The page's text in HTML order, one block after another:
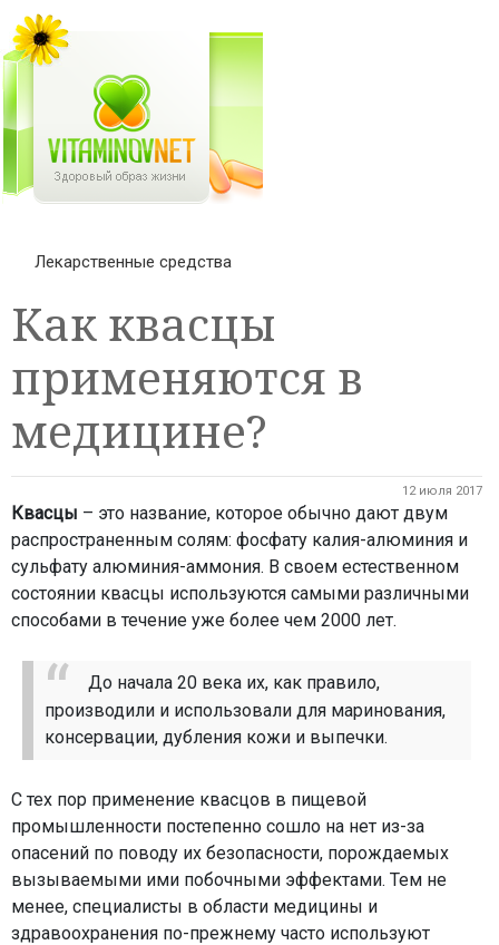
Лекарственные средства
Как квасцы
применяются в
медицине?
12 июля 2017
Квасцы – это название, которое обычно дают двум
распространенным солям: фосфату калия-алюминия и
сульфату алюминия-аммония. В своем естественном
состоянии квасцы используются самыми различными
способами в течение уже более чем 2000 лет.
До начала 20 века их, как правило,
производили и использовали для маринования,
консервации, дубления кожи и выпечки.
С тех пор применение квасцов в пищевой
промышленности постепенно сошло на нет из-за
опасений по поводу их безопасности, порождаемых
вызываемыми ими побочными эффектами. Тем не
менее, специалисты в области медицины и
здравоохранения по-прежнему часто используют